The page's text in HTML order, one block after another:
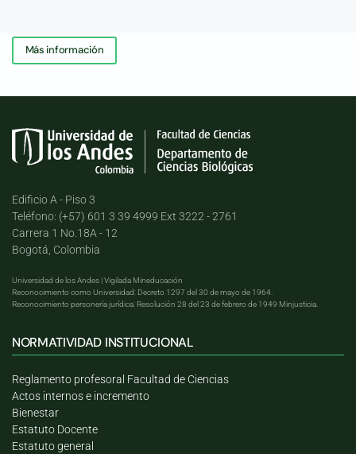
Más información
Edificio A - Piso 3
Teléfono: (+57) 601 3 39 4999 Ext 3222 - 2761
Carrera 1 No.18A - 12
Bogotá, Colombia
Universidad de los Andes | Vigilada Mineducación
Reconocimiento como Universidad: Decreto 1297 del 30 de mayo de 1964.
Reconocimiento personería jurídica: Resolución 28 del 23 de febrero de 1949 Minjusticia.
NORMATIVIDAD INSTITUCIONAL
Reglamento profesoral Facultad de Ciencias
Actos internos e incremento
Bienestar
Estatuto Docente
Estatuto general